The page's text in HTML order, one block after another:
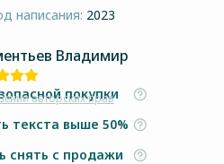
написания: 2023
Владимир
авторских прав
покупки
текста выше 50%
снять с продажи